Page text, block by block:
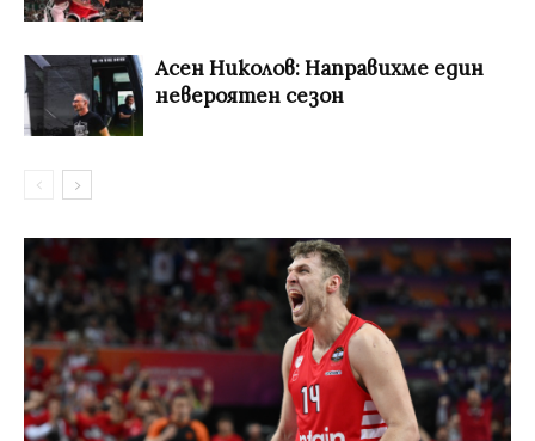
Асен Николов: Направихме един
невероятен сезон